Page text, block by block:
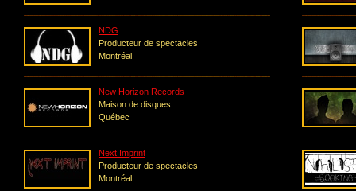
NDG
Producteur de spectacles
Montréal
New Horizon Records
Maison de disques
Québec
Next Imprint
Producteur de spectacles
Montréal